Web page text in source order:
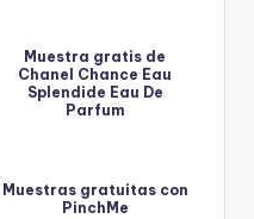
Muestra gratis de
Chanel Chance Eau
Splendide Eau De
Parfum
Muestras gratuitas con
PinchMe